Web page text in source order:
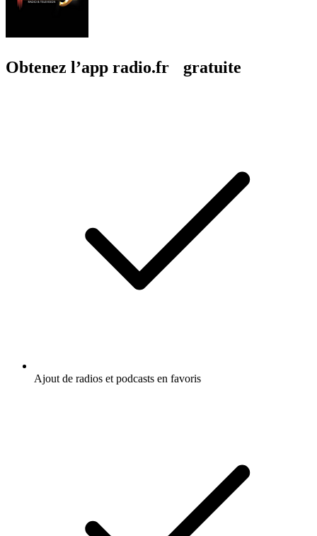
Obtenez l’app radio.fr gratuite
Ajout de radios et podcasts en favoris